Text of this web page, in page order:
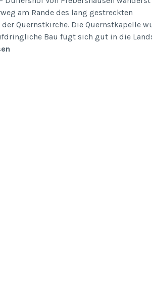
am Rande des lang gestreckten
Quernstkirche. Die Quernstkapelle
Bau fügt sich gut in die
Die